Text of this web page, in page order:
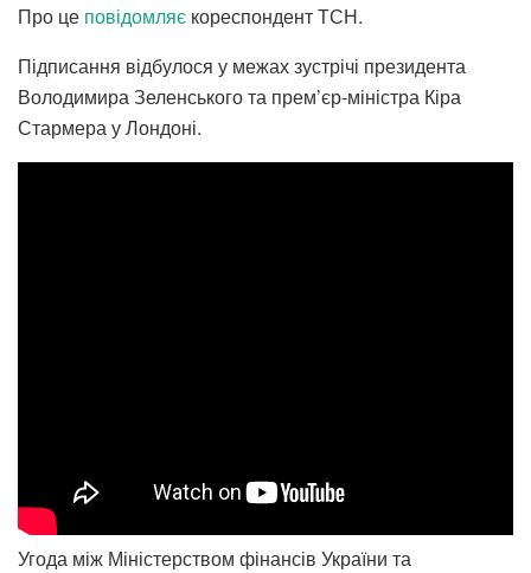
Про це повідомляє кореспондент ТСН.
Підписання відбулося у межах зустрічі президента
Володимира Зеленського та прем’єр-міністра Кіра
Стармера у Лондоні.
Угода між Міністерством фінансів України та